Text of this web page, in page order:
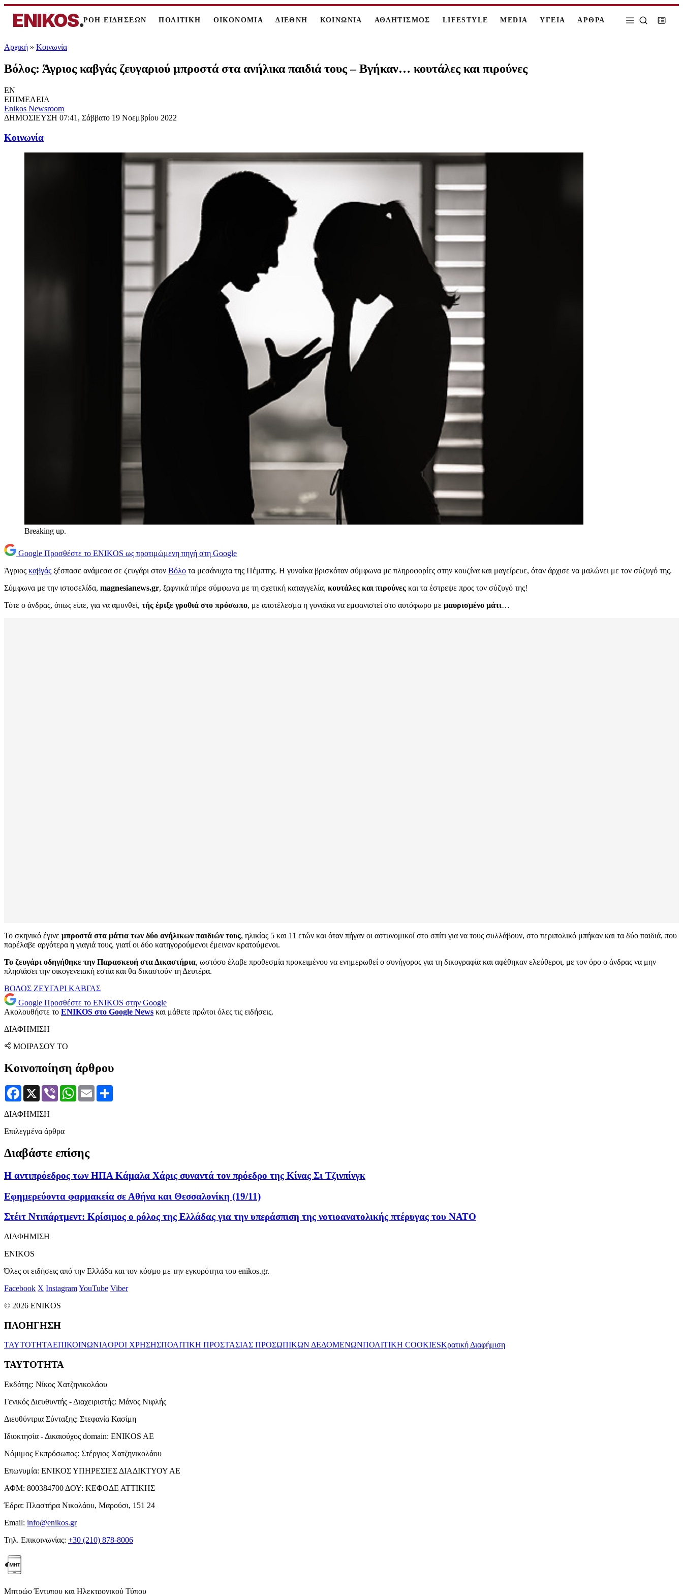
ENIKOS.ΡΟΗ ΕΙΔΗΣΕΩΝ ΠΟΛΙΤΙΚΗ ΟΙΚΟΝΟΜΙΑ ΔΙΕΘΝΗ ΚΟΙΝΩΝΙΑ ΑΘΛΗΤΙΣΜΟΣ LIFESTYLE MEDIA ΥΓΕΙΑ ΑΡΘΡΑ
Αρχική » Κοινωνία
Βόλος: Άγριος καβγάς ζευγαριού μπροστά στα ανήλικα παιδιά τους – Βγήκαν… κουτάλες και πιρούνες
EN
ΕΠΙΜΕΛΕΙΑ
Enikos Newsroom
ΔΗΜΟΣΙΕΥΣΗ 07:41, Σάββατο 19 Νοεμβρίου 2022
Κοινωνία
Breaking up.
Google Προσθέστε το ENIKOS ως προτιμώμενη πηγή στη Google
Άγριος καβγάς ξέσπασε ανάμεσα σε ζευγάρι στον Βόλο τα μεσάνυχτα της Πέμπτης. Η γυναίκα βρισκόταν σύμφωνα με πληροφορίες στην κουζίνα και μαγείρευε, όταν άρχισε να μαλώνει με τον σύζυγό της.
Σύμφωνα με την ιστοσελίδα, magnesianews.gr, ξαφνικά πήρε σύμφωνα με τη σχετική καταγγελία, κουτάλες και πιρούνες και τα έστρεψε προς τον σύζυγό της!
Τότε ο άνδρας, όπως είπε, για να αμυνθεί, τής έριξε γροθιά στο πρόσωπο, με αποτέλεσμα η γυναίκα να εμφανιστεί στο αυτόφωρο με μαυρισμένο μάτι…
Το σκηνικό έγινε μπροστά στα μάτια των δύο ανήλικων παιδιών τους, ηλικίας 5 και 11 ετών και όταν πήγαν οι αστυνομικοί στο σπίτι για να τους συλλάβουν, στο περιπολικό μπήκαν και τα δύο παιδιά, που
παρέλαβε αργότερα η γιαγιά τους, γιατί οι δύο κατηγορούμενοι έμειναν κρατούμενοι.
Το ζευγάρι οδηγήθηκε την Παρασκευή στα Δικαστήρια, ωστόσο έλαβε προθεσμία προκειμένου να ενημερωθεί ο συνήγορος για τη δικογραφία και αφέθηκαν ελεύθεροι, με τον όρο ο άνδρας να μην
πλησιάσει την οικογενειακή εστία και θα δικαστούν τη Δευτέρα.
ΒΟΛΟΣ ΖΕΥΓΑΡΙ ΚΑΒΓΑΣ
Google Προσθέστε το ENIKOS στην Google
Ακολουθήστε το ENIKOS στο Google News και μάθετε πρώτοι όλες τις ειδήσεις.
ΔΙΑΦΗΜΙΣΗ
ΜΟΙΡΑΣΟΥ ΤΟ
Κοινοποίηση άρθρου
Facebook
X Viber WhatsApp
Email
ΔΙΑΦΗΜΙΣΗ
Επιλεγμένα άρθρα
Διαβάστε επίσης
Η αντιπρόεδρος των ΗΠΑ Κάμαλα Χάρις συναντά τον πρόεδρο της Κίνας Σι Τζινπίνγκ
Εφημερεύοντα φαρμακεία σε Αθήνα και Θεσσαλονίκη (19/11)
Στέιτ Ντιπάρτμεντ: Κρίσιμος ο ρόλος της Ελλάδας για την υπεράσπιση της νοτιοανατολικής πτέρυγας του ΝΑΤΟ
ΔΙΑΦΗΜΙΣΗ
ENIKOS
Όλες οι ειδήσεις από την Ελλάδα και τον κόσμο με την εγκυρότητα του enikos.gr.
Facebook X InstagramYouTube Viber
© 2026 ENIKOS
ΠΛΟΗΓΗΣΗ
ΤΑΥΤΟΤΗΤΑΕΠΙΚΟΙΝΩΝΙΑΟΡΟΙ ΧΡΗΣΗΣΠΟΛΙΤΙΚΗ ΠΡΟΣΤΑΣΙΑΣ ΠΡΟΣΩΠΙΚΩΝ ΔΕΔΟΜΕΝΩΝΠΟΛΙΤΙΚΗ COOKIESΚρατική Διαφήμιση
ΤΑΥΤΟΤΗΤΑ
Εκδότης: Νίκος Χατζηνικολάου
Γενικός Διευθυντής - Διαχειριστής: Μάνος Νιφλής
Διευθύντρια Σύνταξης: Στεφανία Κασίμη
Ιδιοκτησία - Δικαιούχος domain: ENIKOS AE
Νόμιμος Εκπρόσωπος: Στέργιος Χατζηνικολάου
Επωνυμία: ΕΝΙΚΟΣ ΥΠΗΡΕΣΙΕΣ ΔΙΑΔΙΚΤΥΟΥ ΑΕ
ΑΦΜ: 800384700 ΔΟΥ: ΚΕΦΟΔΕ ΑΤΤΙΚΗΣ
Έδρα: Πλαστήρα Νικολάου, Μαρούσι, 151 24
Email: info@enikos.gr
Τηλ. Επικοινωνίας: +30 (210) 878-8006
Μητρώο Έντυπου και Ηλεκτρονικού Τύπου